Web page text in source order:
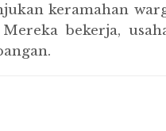
keramahan
bekerja,